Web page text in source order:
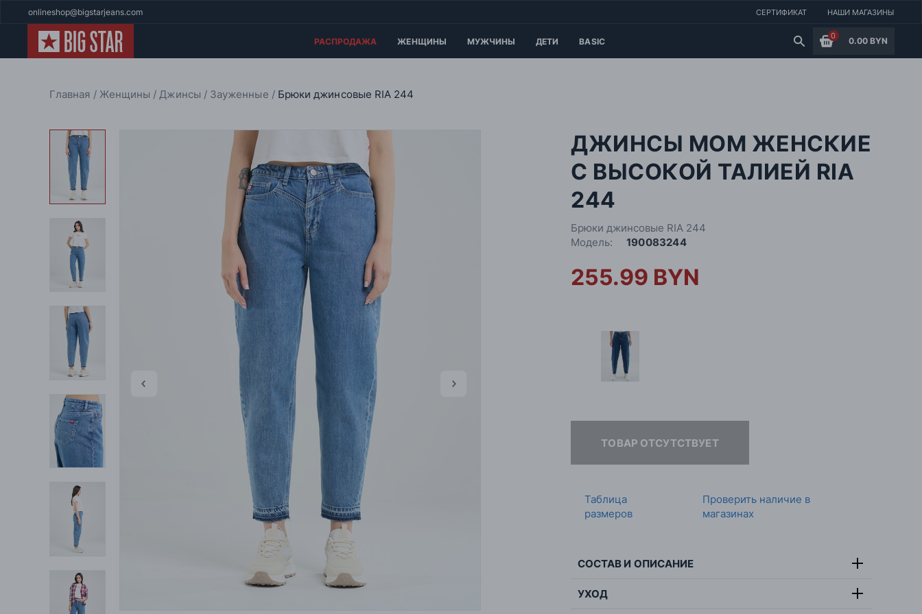
onlineshop@bigstarjeans.com СЕРТИФИКАТ НАШИ МАГАЗИНЫ
РАСПРОДАЖА ЖЕНЩИНЫ МУЖЧИНЫ ДЕТИ BASIC
0
0.00 BYN
Главная Женщины Джинсы Зауженные Брюки джинсовые RIA 244
ДЖИНСЫ МОМ ЖЕНСКИЕ
С ВЫСОКОЙ ТАЛИЕЙ RIA
244
Брюки джинсовые RIA 244
Модель:
190083244
255.99 BYN
ТОВАР ОТСУТСТВУЕТ
Таблица
размеров
Проверить наличие в
магазинах
СОСТАВ И ОПИСАНИЕ
Состав:
УХОД